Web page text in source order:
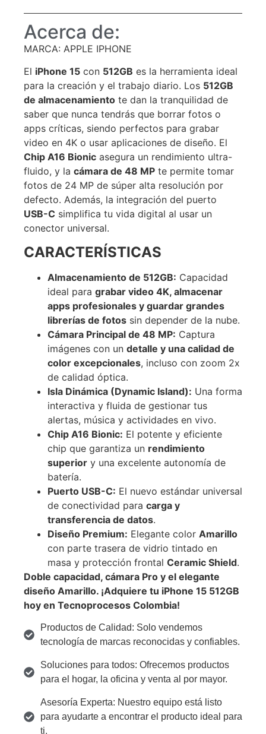
Acerca de:
MARCA: APPLE IPHONE
El iPhone 15 con 512GB es la herramienta ideal
para la creación y el trabajo diario. Los 512GB
de almacenamiento te dan la tranquilidad de
saber que nunca tendrás que borrar fotos o
apps críticas, siendo perfectos para grabar
video en 4K o usar aplicaciones de diseño. El
Chip A16 Bionic asegura un rendimiento ultra-
fluido, y la cámara de 48 MP te permite tomar
fotos de 24 MP de súper alta resolución por
defecto. Además, la integración del puerto
USB-C simplifica tu vida digital al usar un
conector universal.
CARACTERÍSTICAS
Almacenamiento de 512GB: Capacidad
ideal para grabar video 4K, almacenar
apps profesionales y guardar grandes
librerías de fotos sin depender de la nube.
Cámara Principal de 48 MP: Captura
imágenes con un detalle y una calidad de
color excepcionales, incluso con zoom 2x
de calidad óptica.
Isla Dinámica (Dynamic Island): Una forma
interactiva y fluida de gestionar tus
alertas, música y actividades en vivo.
Chip A16 Bionic: El potente y eficiente
chip que garantiza un rendimiento
superior y una excelente autonomía de
batería.
Puerto USB-C: El nuevo estándar universal
de conectividad para carga y
transferencia de datos.
Diseño Premium: Elegante color Amarillo
con parte trasera de vidrio tintado en
masa y protección frontal Ceramic Shield.
Doble capacidad, cámara Pro y el elegante
diseño Amarillo. ¡Adquiere tu iPhone 15 512GB
hoy en Tecnoprocesos Colombia!
Productos de Calidad: Solo vendemos
tecnología de marcas reconocidas y confiables.
Soluciones para todos: Ofrecemos productos
para el hogar, la oficina y venta al por mayor.
Asesoría Experta: Nuestro equipo está listo
para ayudarte a encontrar el producto ideal para
ti.